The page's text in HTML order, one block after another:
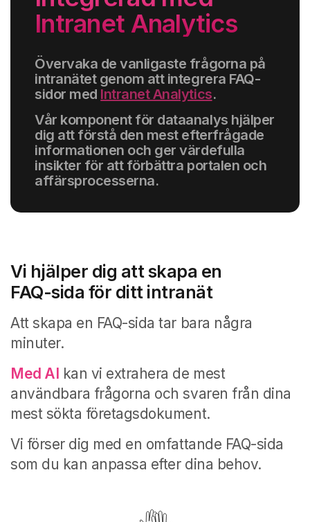
Intranet Analytics
Övervaka de vanligaste frågorna på
intranätet genom att integrera FAQ-
sidor med Intranet Analytics.
Vår komponent för dataanalys hjälper
dig att förstå den mest efterfrågade
informationen och ger värdefulla
insikter för att förbättra portalen och
affärsprocesserna.
Vi hjälper dig att skapa en
FAQ-sida för ditt intranät
Att skapa en FAQ-sida tar bara några
minuter.
Med AI kan vi extrahera de mest
användbara frågorna och svaren från dina
mest sökta företagsdokument.
Vi förser dig med en omfattande FAQ-sida
som du kan anpassa efter dina behov.